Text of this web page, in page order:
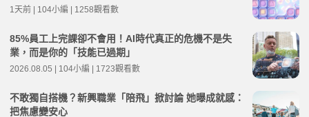
1天前 | 104小編 | 1258觀看數
85%員工上完課卻不會用！AI時代真正的危機不是失
業，而是你的「技能已過期」
2026.08.05 | 104小編 | 1723觀看數
不敢獨自搭機？新興職業「陪飛」掀討論 她曝成就感：
把焦慮變安心